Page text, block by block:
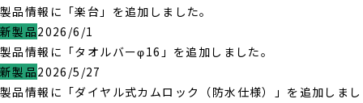
製品情報に「楽台」を追加しました。
新製品2026/6/1
製品情報に「タオルバーφ16」を追加しました。
新製品2026/5/27
製品情報に「ダイヤル式カムロック（防水仕様）」を追加しまし